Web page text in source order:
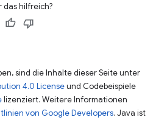
das hilfreich?
sind die Inhalte dieser Seite unter
4.0 Licenseund Codebeispiele
lizenziert. Weitere Informationen
von Google Developers. Java ist